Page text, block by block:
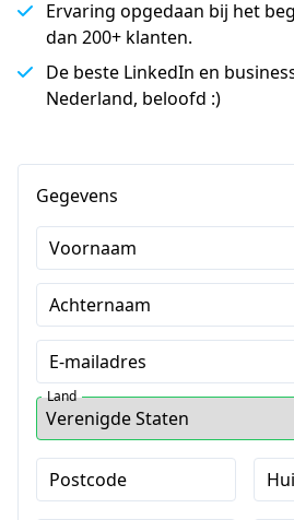
Ervaring opgedaan bij het
dan 200+ klanten.
De beste LinkedIn en
Nederland, beloofd :)
Gegevens
Voornaam
Achternaam
E-mailadres
Land
Postcode